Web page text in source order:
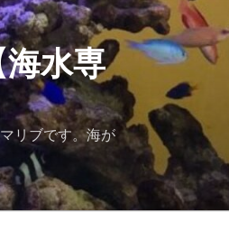
水専
リブです。海が